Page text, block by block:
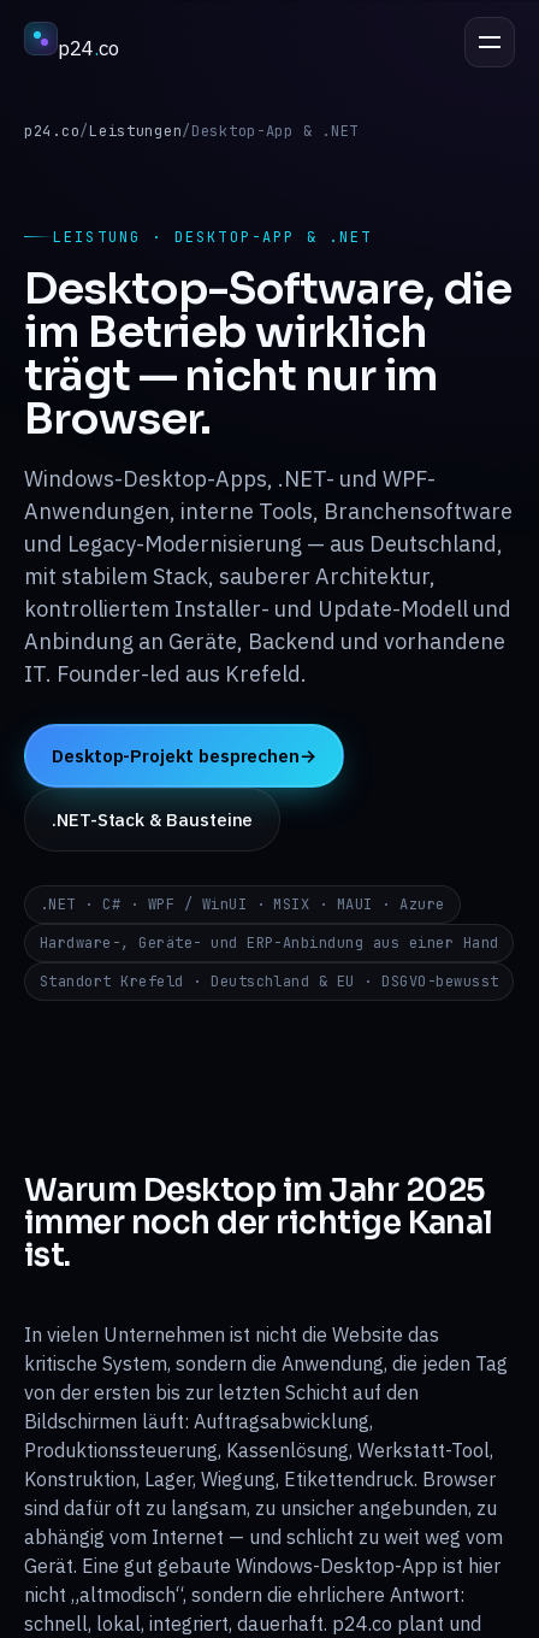
p24.co
PROJEKT BESPRECHEN
Branchen
↳ Prozess
Referenzen
↳ Wissen
↳ Über p24
→ Kontakt
DEENRU i@p24.co
p24.co/Leistungen/Desktop-App & .NET
LEISTUNG · DESKTOP-APP & .NET
Desktop-Software, die
im Betrieb wirklich
trägt — nicht nur im
Browser.
Windows-Desktop-Apps, .NET- und WPF-
Anwendungen, interne Tools, Branchensoftware
und Legacy-Modernisierung — aus Deutschland,
mit stabilem Stack, sauberer Architektur,
kontrolliertem Installer- und Update-Modell und
Anbindung an Geräte, Backend und vorhandene
IT. Founder-led aus Krefeld.
Desktop-Projekt besprechen→
.NET-Stack & Bausteine
.NET · C# · WPF / WinUI · MSIX · MAUI · Azure
Hardware-, Geräte- und ERP-Anbindung aus einer Hand
Standort Krefeld · Deutschland & EU · DSGVO-bewusst
Warum Desktop im Jahr 2025
immer noch der richtige Kanal
ist.
In vielen Unternehmen ist nicht die Website das
kritische System, sondern die Anwendung, die jeden Tag
von der ersten bis zur letzten Schicht auf den
Bildschirmen läuft: Auftragsabwicklung,
Produktionssteuerung, Kassenlösung, Werkstatt-Tool,
Konstruktion, Lager, Wiegung, Etikettendruck. Browser
sind dafür oft zu langsam, zu unsicher angebunden, zu
abhängig vom Internet — und schlicht zu weit weg vom
Gerät. Eine gut gebaute Windows-Desktop-App ist hier
nicht „altmodisch“, sondern die ehrlichere Antwort:
schnell, lokal, integriert, dauerhaft. p24.co plant und